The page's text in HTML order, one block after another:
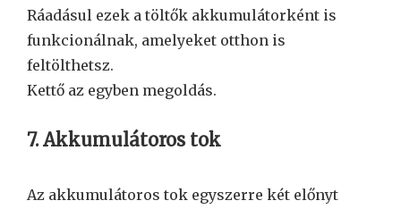
Ráadásul ezek a töltők akkumulátorként is
funkcionálnak, amelyeket otthon is
feltölthetsz.
Kettő az egyben megoldás.
7. Akkumulátoros tok
Az akkumulátoros tok egyszerre két előnyt